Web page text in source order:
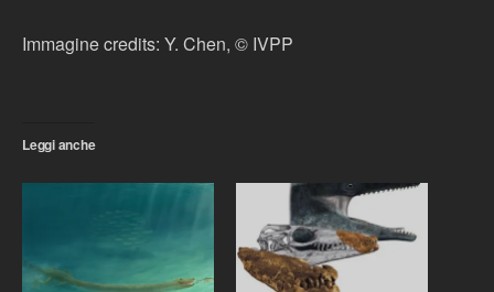
Immagine credits: Y. Chen, © IVPP
Leggi anche